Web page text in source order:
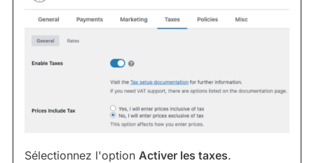
Sélectionnez l'option Activer les taxes.